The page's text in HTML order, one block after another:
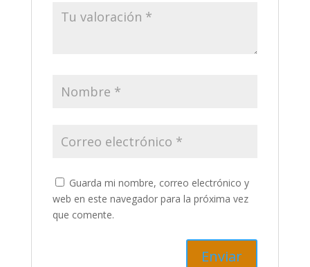
Guarda mi nombre, correo electrónico y
web en este navegador para la próxima vez
que comente.